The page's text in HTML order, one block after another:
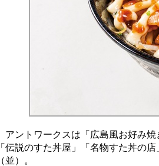
アントワークスは「広島風お好み焼
「伝説のすた丼屋」「名物すた丼の
（並）。